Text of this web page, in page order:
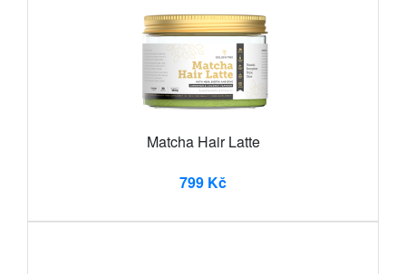
Matcha Hair Latte
799 Kč